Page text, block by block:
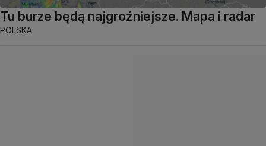
Tu burze będą najgroźniejsze. Mapa i radar
POLSKA